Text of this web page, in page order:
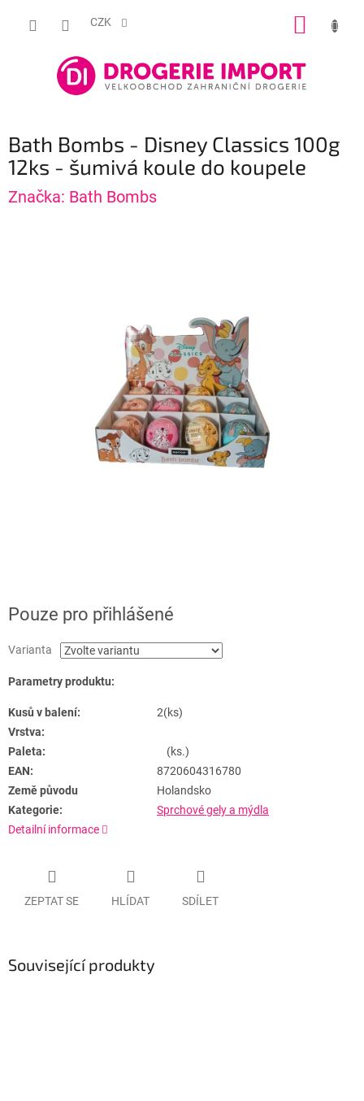
CZK
Bath Bombs - Disney Classics 100g
12ks - šumivá koule do koupele
Značka: Bath Bombs
Pouze pro přihlášené
Varianta
Parametry produktu:
Kusů v balení:
2(ks)
Vrstva:
Paleta:
(ks.)
EAN:
8720604316780
Země původu
Holandsko
Kategorie:
Sprchové gely a mýdla
Detailní informace
ZEPTAT SE HLÍDAT SDÍLET
Související produkty